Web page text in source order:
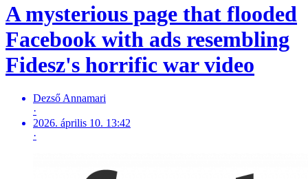
A mysterious page that flooded
Facebook with ads resembling
Fidesz's horrific war video
Dezső Annamari
·
2026. április 10. 13:42
·